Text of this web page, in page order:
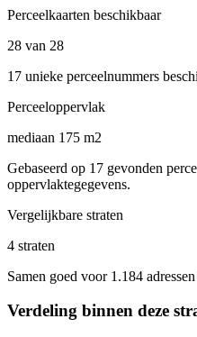
Perceelkaarten beschikbaar
28 van 28
17 unieke perceelnummers
Perceeloppervlak
mediaan 175 m2
Gebaseerd op 17 gevonden
oppervlaktegegevens.
Vergelijkbare straten
4 straten
Samen goed voor 1.184
Verdeling binnen deze